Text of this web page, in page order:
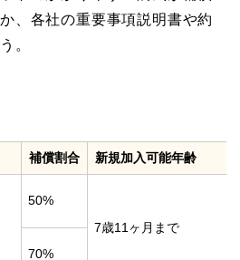
、各社の重要事項説明書や約
。
補償割合 新規加入可能年齢
50%
7歳11ヶ月まで
70%